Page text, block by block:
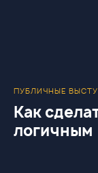
ПУБЛИЧНЫЕ
Как
логичным